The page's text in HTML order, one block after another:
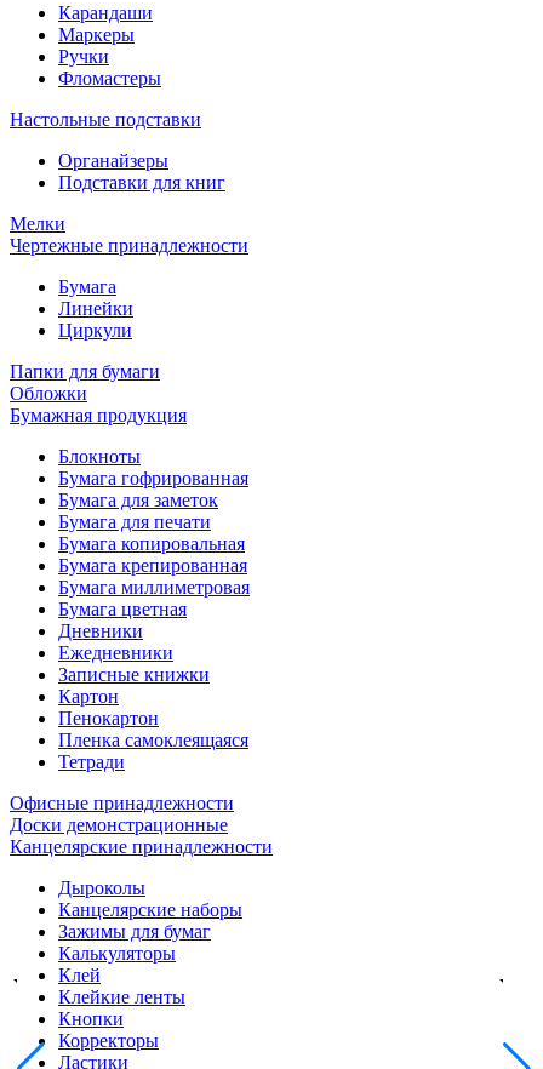
Карандаши
Маркеры
Ручки
Фломастеры
Настольные подставки
Органайзеры
Подставки для книг
Мелки
Чертежные принадлежности
Бумага
Линейки
Циркули
Папки для бумаги
Обложки
Бумажная продукция
Блокноты
Бумага гофрированная
Бумага для заметок
Бумага для печати
Бумага копировальная
Бумага крепированная
Бумага миллиметровая
Бумага цветная
Дневники
Ежедневники
Записные книжки
Картон
Пенокартон
Пленка самоклеящаяся
Тетради
Офисные принадлежности
Доски демонстрационные
Канцелярские принадлежности
Дыроколы
Канцелярские наборы
Зажимы для бумаг
Калькуляторы
Клей
Клейкие ленты
Кнопки
Корректоры
Ластики